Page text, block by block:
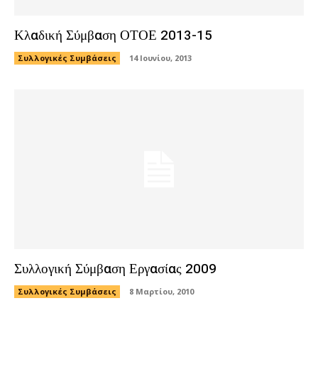
Κλαδική Σύμβαση ΟΤΟΕ 2013-15
Συλλογικές Συμβάσεις 14 Ιουνίου, 2013
Συλλογική Σύμβαση Εργασίας 2009
Συλλογικές Συμβάσεις 8 Μαρτίου, 2010